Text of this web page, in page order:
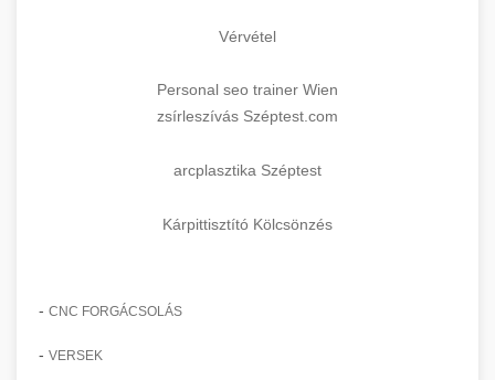
Vérvétel
Personal seo trainer Wien
zsírleszívás Széptest.com
arcplasztika Széptest
Kárpittisztító Kölcsönzés
- CNC FORGÁCSOLÁS
- VERSEK